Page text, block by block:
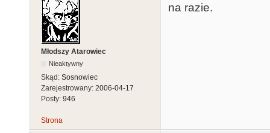
Młodszy Atarowiec
Nieaktywny
Skąd: Sosnowiec
Zarejestrowany: 2006-04-17
Posty: 946
na razie.
Strona